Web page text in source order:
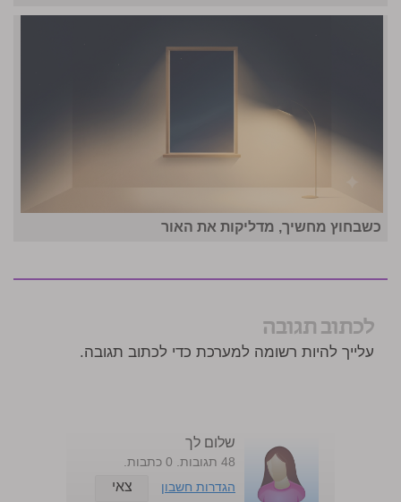
כשבחוץ מחשיך, מדליקות את האור
לכתוב תגובה
עלייך להיות רשומה למערכת כדי לכתוב תגובה.
שלום לך
48 תגובות. 0 כתבות.
הגדרות חשבון
צאי